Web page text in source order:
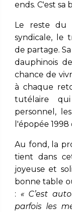
ends. C'est sa
Le reste du
syndicale, le
de partage.
dauphinois
chance de
à chaque
tutélaire
personnel,
l'épopée
Au fond, la
tient dans
joyeuse et
bonne table
: « C’est
parfois les